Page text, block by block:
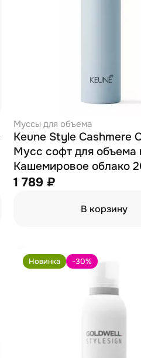
Муссы для объема
Keune Style Cashmere
Мусс софт для объема
Кашемировое облако
1 789 ₽
В корзину
Новинка -30%